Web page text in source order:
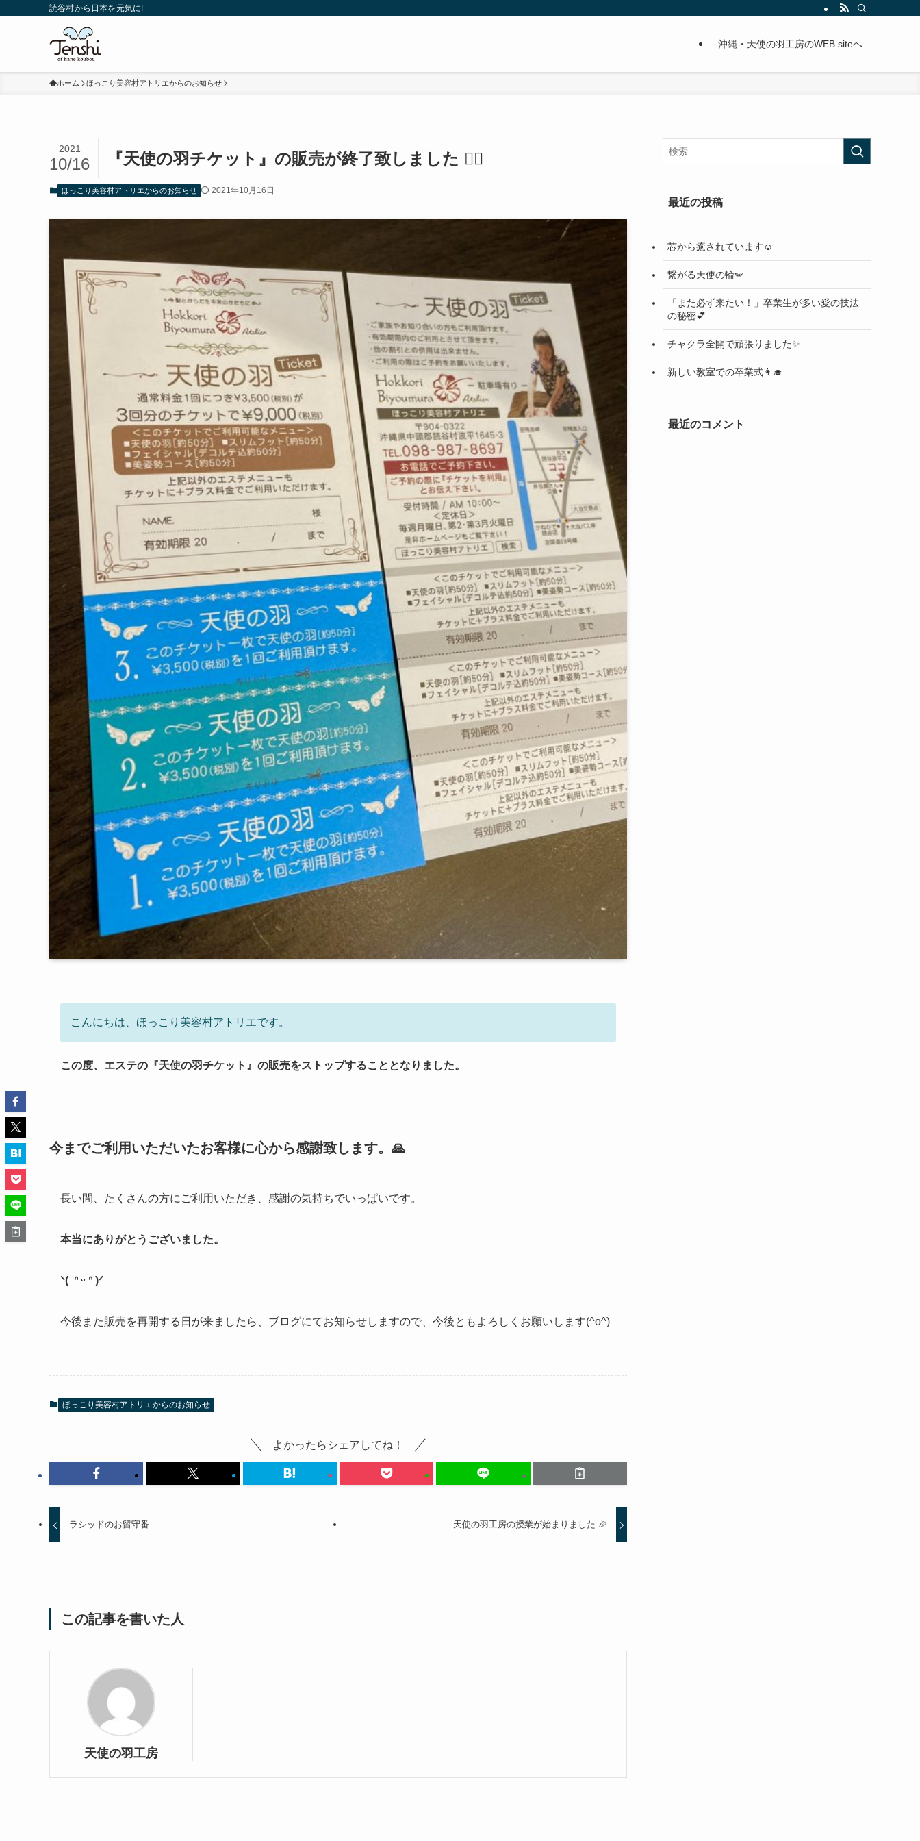
読谷村から日本を元気に!
沖縄・天使の羽工房のWEB siteへ
ホーム ほっこり美容村アトリエからのお知らせ
『天使の羽チケット』の販売が終了致しました 🙇‍♀️
2021
10/16
ほっこり美容村アトリエからのお知らせ 2021年10月16日
こんにちは、ほっこり美容村アトリエです。
この度、エステの『天使の羽チケット』の販売をストップすることとなりました。
今までご利用いただいたお客様に心から感謝致します。🙏
長い間、たくさんの方にご利用いただき、感謝の気持ちでいっぱいです。
本当にありがとうございました。
ᐠ( ᐢ ᵕ ᐢ )ᐟ
今後また販売を再開する日が来ましたら、ブログにてお知らせしますので、今後ともよろしくお願いします(^o^)
ほっこり美容村アトリエからのお知らせ
よかったらシェアしてね！
ラシッドのお留守番 天使の羽工房の授業が始まりました 🎉
この記事を書いた人
天使の羽工房
最近の投稿
芯から癒されています☺️
繋がる天使の輪🪽
「また必ず来たい！」卒業生が多い愛の技法
の秘密💕
チャクラ全開で頑張りました✨
新しい教室での卒業式👩‍🎓
最近のコメント